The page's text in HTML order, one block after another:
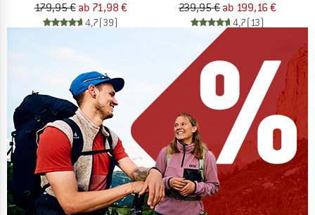
179,95 € ab 71,98 €
4,7(39)
239,95 € ab 199,16 €
4,7(13)